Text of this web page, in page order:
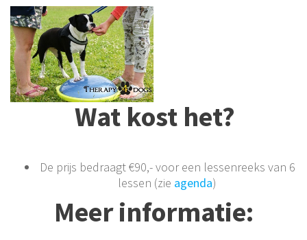
Wat kost het?
De prijs bedraagt €90,- voor een lessenreeks van 6
lessen (zie agenda)
Meer informatie: